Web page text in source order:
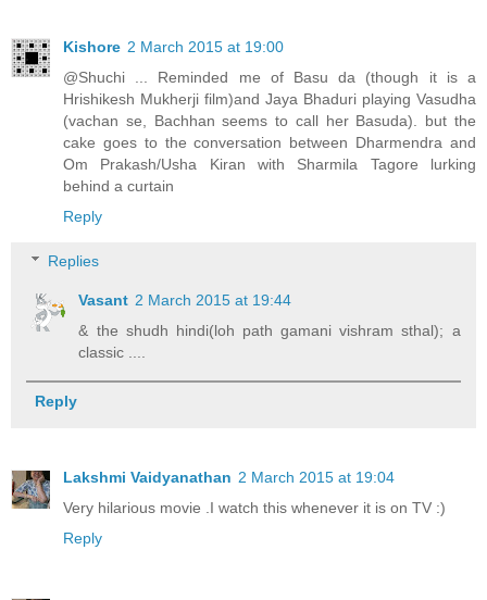
Kishore 2 March 2015 at 19:00
@Shuchi ... Reminded me of Basu da (though it is a
Hrishikesh Mukherji film)and Jaya Bhaduri playing Vasudha
(vachan se, Bachhan seems to call her Basuda). but the
cake goes to the conversation between Dharmendra and
Om Prakash/Usha Kiran with Sharmila Tagore lurking
behind a curtain
Reply
Replies
Vasant 2 March 2015 at 19:44
& the shudh hindi(loh path gamani vishram sthal); a
classic ....
Reply
Lakshmi Vaidyanathan 2 March 2015 at 19:04
Very hilarious movie .I watch this whenever it is on TV :)
Reply